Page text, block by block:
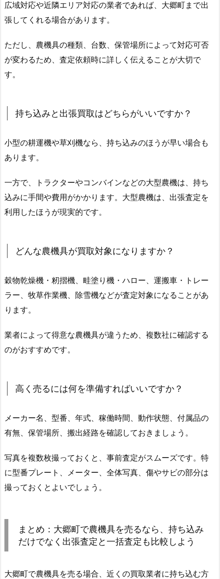
広域対応や近隣エリア対応の業者であれば、大郷町まで出
張してくれる場合があります。
ただし、農機具の種類、台数、保管場所によって対応可否
が変わるため、査定依頼時に詳しく伝えることが大切で
す。
持ち込みと出張買取はどちらがいいですか？
小型の耕運機や草刈機なら、持ち込みのほうが早い場合も
あります。
一方で、トラクターやコンバインなどの大型農機は、持ち
込みに手間や費用がかかります。大型農機は、出張査定を
利用したほうが現実的です。
どんな農機具が買取対象になりますか？
穀物乾燥機・籾摺機、畦塗り機・ハロー、運搬車・トレー
ラー、牧草作業機、除雪機などが査定対象になることがあ
ります。
業者によって得意な農機具が違うため、複数社に確認する
のがおすすめです。
高く売るには何を準備すればいいですか？
メーカー名、型番、年式、稼働時間、動作状態、付属品の
有無、保管場所、搬出経路を確認しておきましょう。
写真を複数枚撮っておくと、事前査定がスムーズです。特
に型番プレート、メーター、全体写真、傷やサビの部分は
撮っておくとよいでしょう。
まとめ：大郷町で農機具を売るなら、持ち込み
だけでなく出張査定と一括査定も比較しよう
大郷町で農機具を売る場合、近くの買取業者に持ち込む方